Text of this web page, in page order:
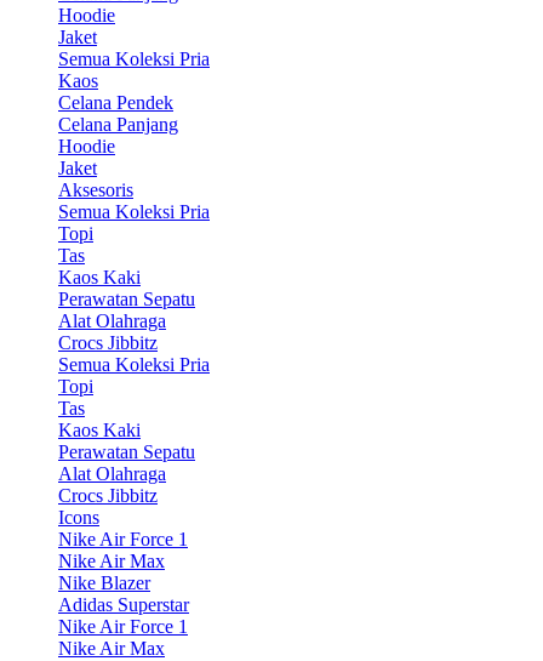
Hoodie
Jaket
Semua Koleksi Pria
Kaos
Celana Pendek
Celana Panjang
Hoodie
Jaket
Aksesoris
Semua Koleksi Pria
Topi
Tas
Kaos Kaki
Perawatan Sepatu
Alat Olahraga
Crocs Jibbitz
Semua Koleksi Pria
Topi
Tas
Kaos Kaki
Perawatan Sepatu
Alat Olahraga
Crocs Jibbitz
Icons
Nike Air Force 1
Nike Air Max
Nike Blazer
Adidas Superstar
Nike Air Force 1
Nike Air Max